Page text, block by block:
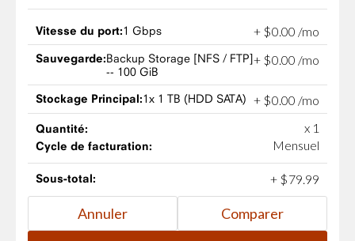
Vitesse du port:1 Gbps + $0.00 /mo
Sauvegarde:Backup Storage [NFS / FTP]
-- 100 GiB
+ $0 00 /mo
Stockage Principal:1x 1 TB (HDD SATA) + $0 00 /mo
Quantité: x 1
Cycle de facturation: Mensuel
Sous-total: + $79.99